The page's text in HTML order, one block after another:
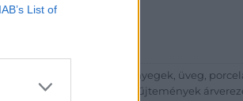
IAB’s List of
6000 +361 4756005
műtárgyak, bútorok, szőnyegek, üveg,
Hagyatékok és gyűjtemények